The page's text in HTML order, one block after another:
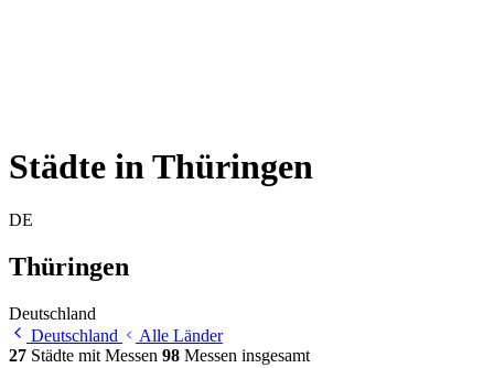
Städte in Thüringen
DE
Thüringen
Deutschland
Deutschland
Alle Länder
27 Städte mit Messen 98 Messen insgesamt